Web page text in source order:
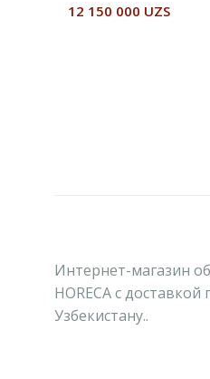
12 150 000 UZS
Интернет-магазин
HORECA с доставкой
Узбекистану..